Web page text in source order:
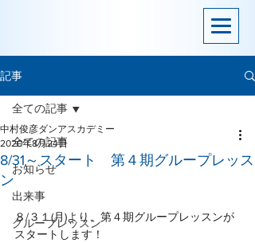
記事
全ての記事
お知らせ
出来事
グループレッスン
全ての記事
8/31～スタート 第４期グループレッス
ン
中村俊彦ダンアスカデミー
2020年8月24日
８/３１(月)より、第４期グループレッスンが
スタートします！